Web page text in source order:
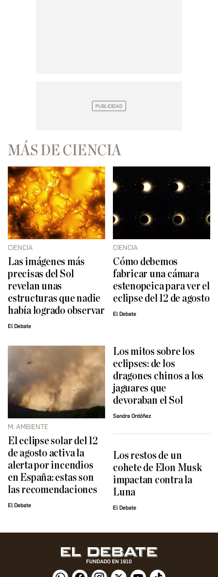
MÁS DE CIENCIA
CIENCIA
Las imágenes más
precisas del Sol
revelan unas
estructuras que nadie
había logrado observar
El Debate
CIENCIA
Cómo debemos
fabricar una cámara
estenopeica para ver el
eclipse del 12 de agosto
El Debate
M. AMBIENTE
El eclipse solar del 12
de agosto activa la
alerta por incendios
en España: estas son
las recomendaciones
El Debate
Los mitos sobre los
eclipses: de los
dragones chinos a los
jaguares que
devoraban el Sol
Sandra Ordóñez
Los restos de un
cohete de Elon Musk
impactan contra la
Luna
El Debate